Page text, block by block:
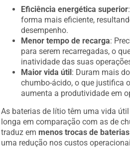
Eficiência energética superior
forma mais eficiente,
desempenho.
Menor tempo de recarga:
para serem recarregadas, o
inatividade das suas
Maior vida útil: Duram mais
chumbo-ácido, o que justifica
aumenta a produtividade em
As baterias de lítio têm uma vida
longa em comparação com as de
traduz em menos trocas de baterias
uma redução nos custos